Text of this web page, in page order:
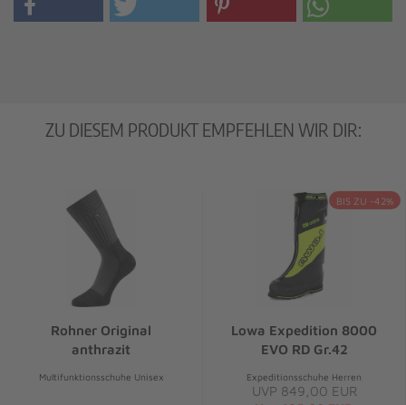
ZU DIESEM PRODUKT EMPFEHLEN WIR DIR:
Rohner Original
anthrazit
Multifunktionsschuhe Unisex
BIS ZU -42%
Lowa Expedition 8000
EVO RD Gr.42
Expeditionsschuhe Herren
UVP 849,00 EUR